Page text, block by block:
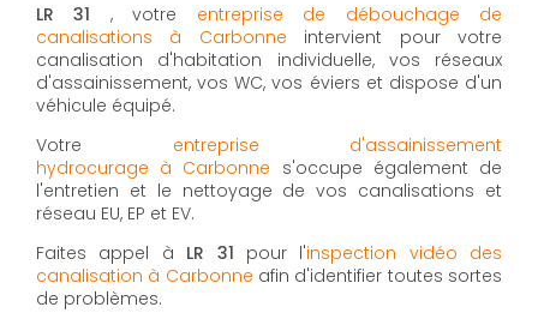
LR 31 , votre entreprise de débouchage de
canalisations à Carbonne intervient pour votre
canalisation d'habitation individuelle, vos réseaux
d'assainissement, vos WC, vos éviers et dispose d'un
véhicule équipé.
Votre entreprise d'assainissement
hydrocurage à Carbonne s'occupe également de
l'entretien et le nettoyage de vos canalisations et
réseau EU, EP et EV.
Faites appel à LR 31 pour l'inspection vidéo des
canalisation à Carbonne afin d'identifier toutes sortes
de problèmes.